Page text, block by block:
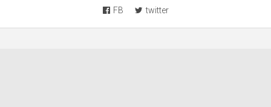
FB
twitter